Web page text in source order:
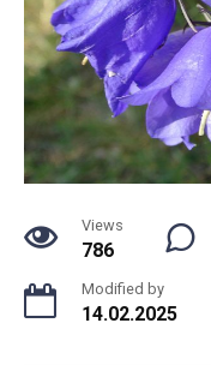
Views
786
Modified by
14.02.2025